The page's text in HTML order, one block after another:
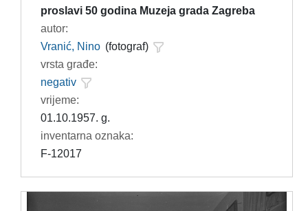
proslavi 50 godina Muzeja grada Zagreba
autor:
Vranić, Nino (fotograf)
vrsta građe:
negativ
vrijeme:
01.10.1957. g.
inventarna oznaka:
F-12017